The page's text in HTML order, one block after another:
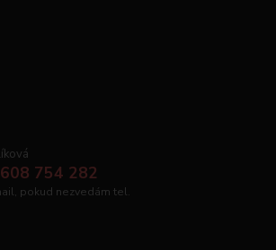
754 282
pokud nezvedám tel.